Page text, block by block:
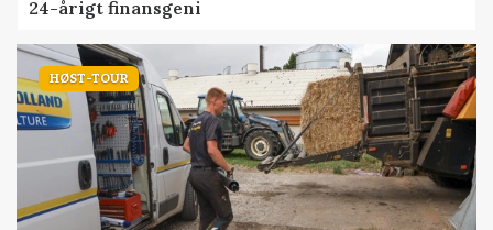
24-årigt finansgeni
HØST-TOUR